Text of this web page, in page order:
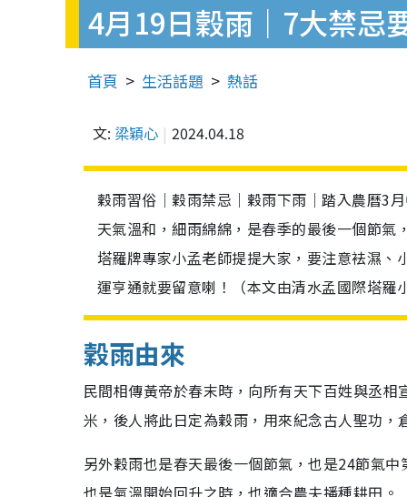
4月19日穀雨｜7大禁忌
首頁 生活話題 熱話
文: 梁穎心 2024.04.18
穀雨習俗｜穀雨禁忌｜穀雨下雨｜踏入農曆3
天氣溫和，細雨綿綿，是春季的最後一個節
塔羅牌專家小孟老師提提大家，要注意袪濕
運亨通就要留意喇！（本文由清水孟國際塔羅
穀雨由來
民間相傳黃帝於春末時，向所有天下百姓與丞
米，後人將此日定為穀雨，用來紀念古人聖功
另外穀雨也是春天最後一個節氣，也是24節氣
也是氣溫開始回升之時，也適合農夫播種耕田。